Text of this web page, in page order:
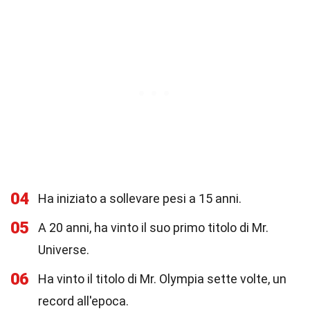
04 Ha iniziato a sollevare pesi a 15 anni.
05
A 20 anni, ha vinto il suo primo titolo di Mr.
Universe.
06
Ha vinto il titolo di Mr. Olympia sette volte, un
record all'epoca.